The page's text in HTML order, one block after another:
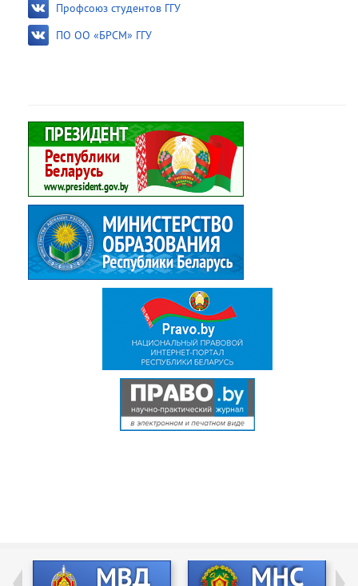
Профсоюз студентов ГГУ
ПО ОО «БРСМ» ГГУ